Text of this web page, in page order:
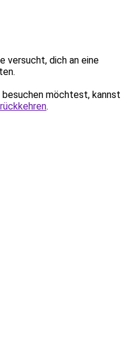
versucht, dich an eine
möchtest, kannst
.